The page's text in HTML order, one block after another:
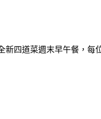
新四道菜週末早午餐，